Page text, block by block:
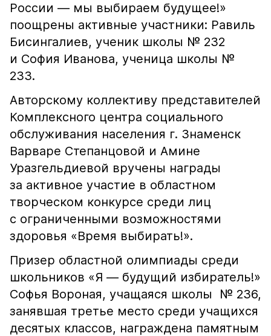
России — мы выбираем будущее!»
поощрены активные участники: Равиль
Бисингалиев, ученик школы № 232
и София Иванова, ученица школы №
233.
Авторскому коллективу представителей
Комплексного центра социального
обслуживания населения г. Знаменск
Варваре Степанцовой и Амине
Уразгельдиевой вручены награды
за активное участие в областном
творческом конкурсе среди лиц
с ограниченными возможностями
здоровья «Время выбирать!».
Призер областной олимпиады среди
школьников «Я — будущий избиратель!»
Софья Вороная, учащаяся школы № 236,
занявшая третье место среди учащихся
десятых классов, награждена памятным